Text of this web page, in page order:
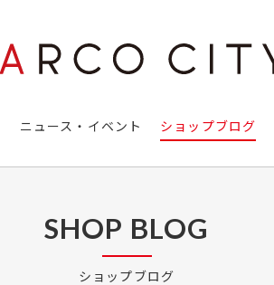
ニュース・イベント ショップブログ
SHOP BLOG
ショップブログ